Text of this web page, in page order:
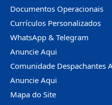
Documentos Operacionais
Currículos Personalizados
WhatsApp & Telegram
Anuncie Aqui
Comunidade Despachantes
Anuncie Aqui
Mapa do Site